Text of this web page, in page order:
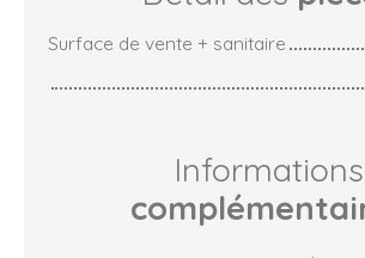
Surface de vente + sanitaire
Informations